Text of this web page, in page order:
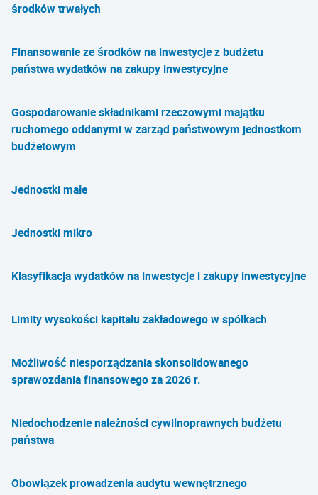
środków trwałych
Finansowanie ze środków na inwestycje z budżetu
państwa wydatków na zakupy inwestycyjne
Gospodarowanie składnikami rzeczowymi majątku
ruchomego oddanymi w zarząd państwowym jednostkom
budżetowym
Jednostki małe
Jednostki mikro
Klasyfikacja wydatków na inwestycje i zakupy inwestycyjne
Limity wysokości kapitału zakładowego w spółkach
Możliwość niesporządzania skonsolidowanego
sprawozdania finansowego za 2026 r.
Niedochodzenie należności cywilnoprawnych budżetu
państwa
Obowiązek prowadzenia audytu wewnętrznego